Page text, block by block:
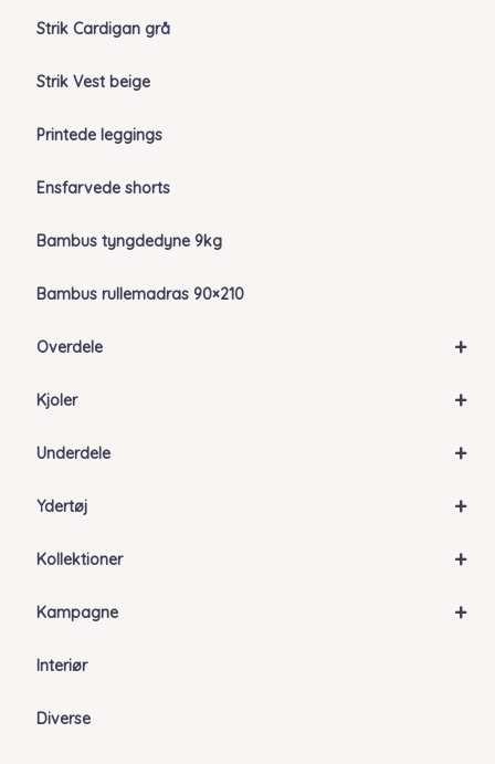
Strik Cardigan grå
Strik Vest beige
Printede leggings
Ensfarvede shorts
Bambus tyngdedyne 9kg
Bambus rullemadras 90×210
+
Overdele
+
Kjoler
+
Underdele
+
Ydertøj
+
Kollektioner
+
Kampagne
Interiør
Diverse